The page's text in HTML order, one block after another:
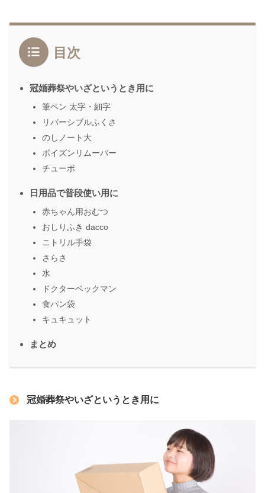
目次
冠婚葬祭やいざというとき用に
筆ペン 太字・細字
リバーシブルふくさ
のしノート大
ポイズンリムーバー
チューボ
日用品で普段使い用に
赤ちゃん用おむつ
おしりふき dacco
ニトリル手袋
さらさ
水
ドクターベックマン
食パン袋
キュキュット
まとめ
冠婚葬祭やいざというとき用に